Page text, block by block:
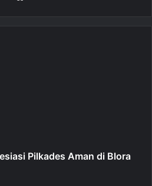
Pilkades Aman di Blora